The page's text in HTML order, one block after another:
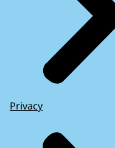
Privacy